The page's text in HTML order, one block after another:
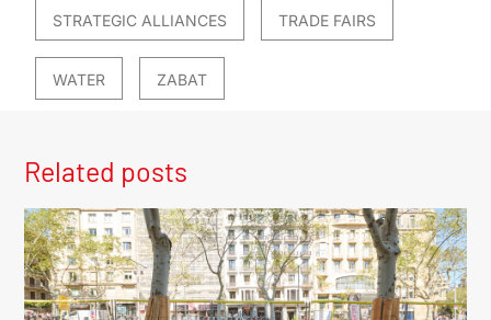
STRATEGIC ALLIANCES TRADE FAIRS
WATER ZABAT
Related posts